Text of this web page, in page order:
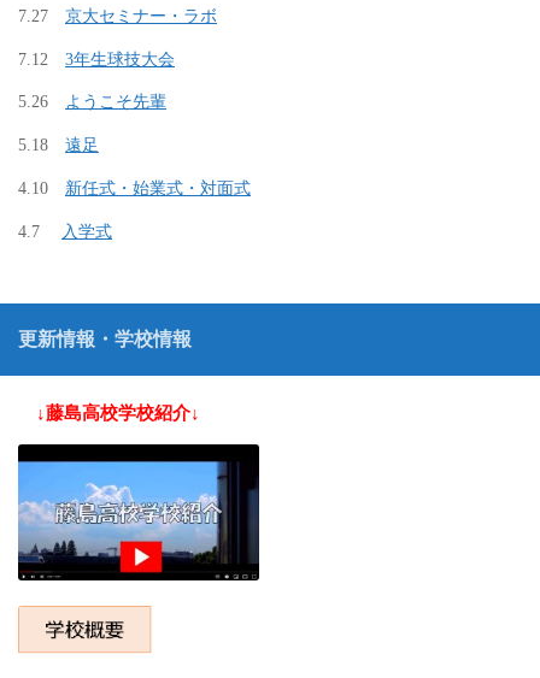
7.27 京大セミナー・ラボ
7.12 3年生球技大会
5.26 ようこそ先輩
5.18 遠足
4.10 新任式・始業式・対面式
4.7 入学式
更新情報・学校情報
↓藤島高校学校紹介↓